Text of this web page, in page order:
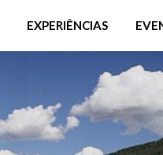
EXPERIÊNCIAS